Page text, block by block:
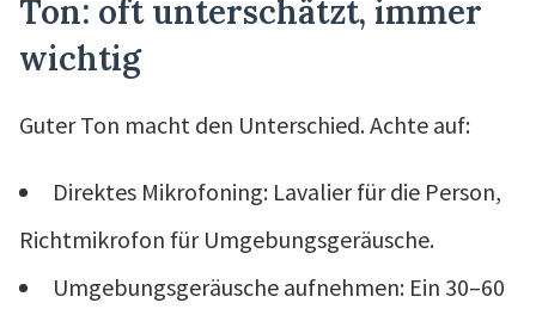
Ton: oft unterschätzt, immer
wichtig
Guter Ton macht den Unterschied. Achte auf:
Direktes Mikrofoning: Lavalier für die Person,
Richtmikrofon für Umgebungsgeräusche.
Umgebungsgeräusche aufnehmen: Ein 30–60